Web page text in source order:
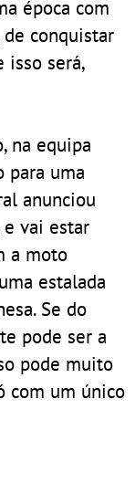
época com
conquistar
isso será,
na equipa
para uma
anunciou
e vai estar
a moto
estalada
Se do
pode ser a
pode muito
com um único